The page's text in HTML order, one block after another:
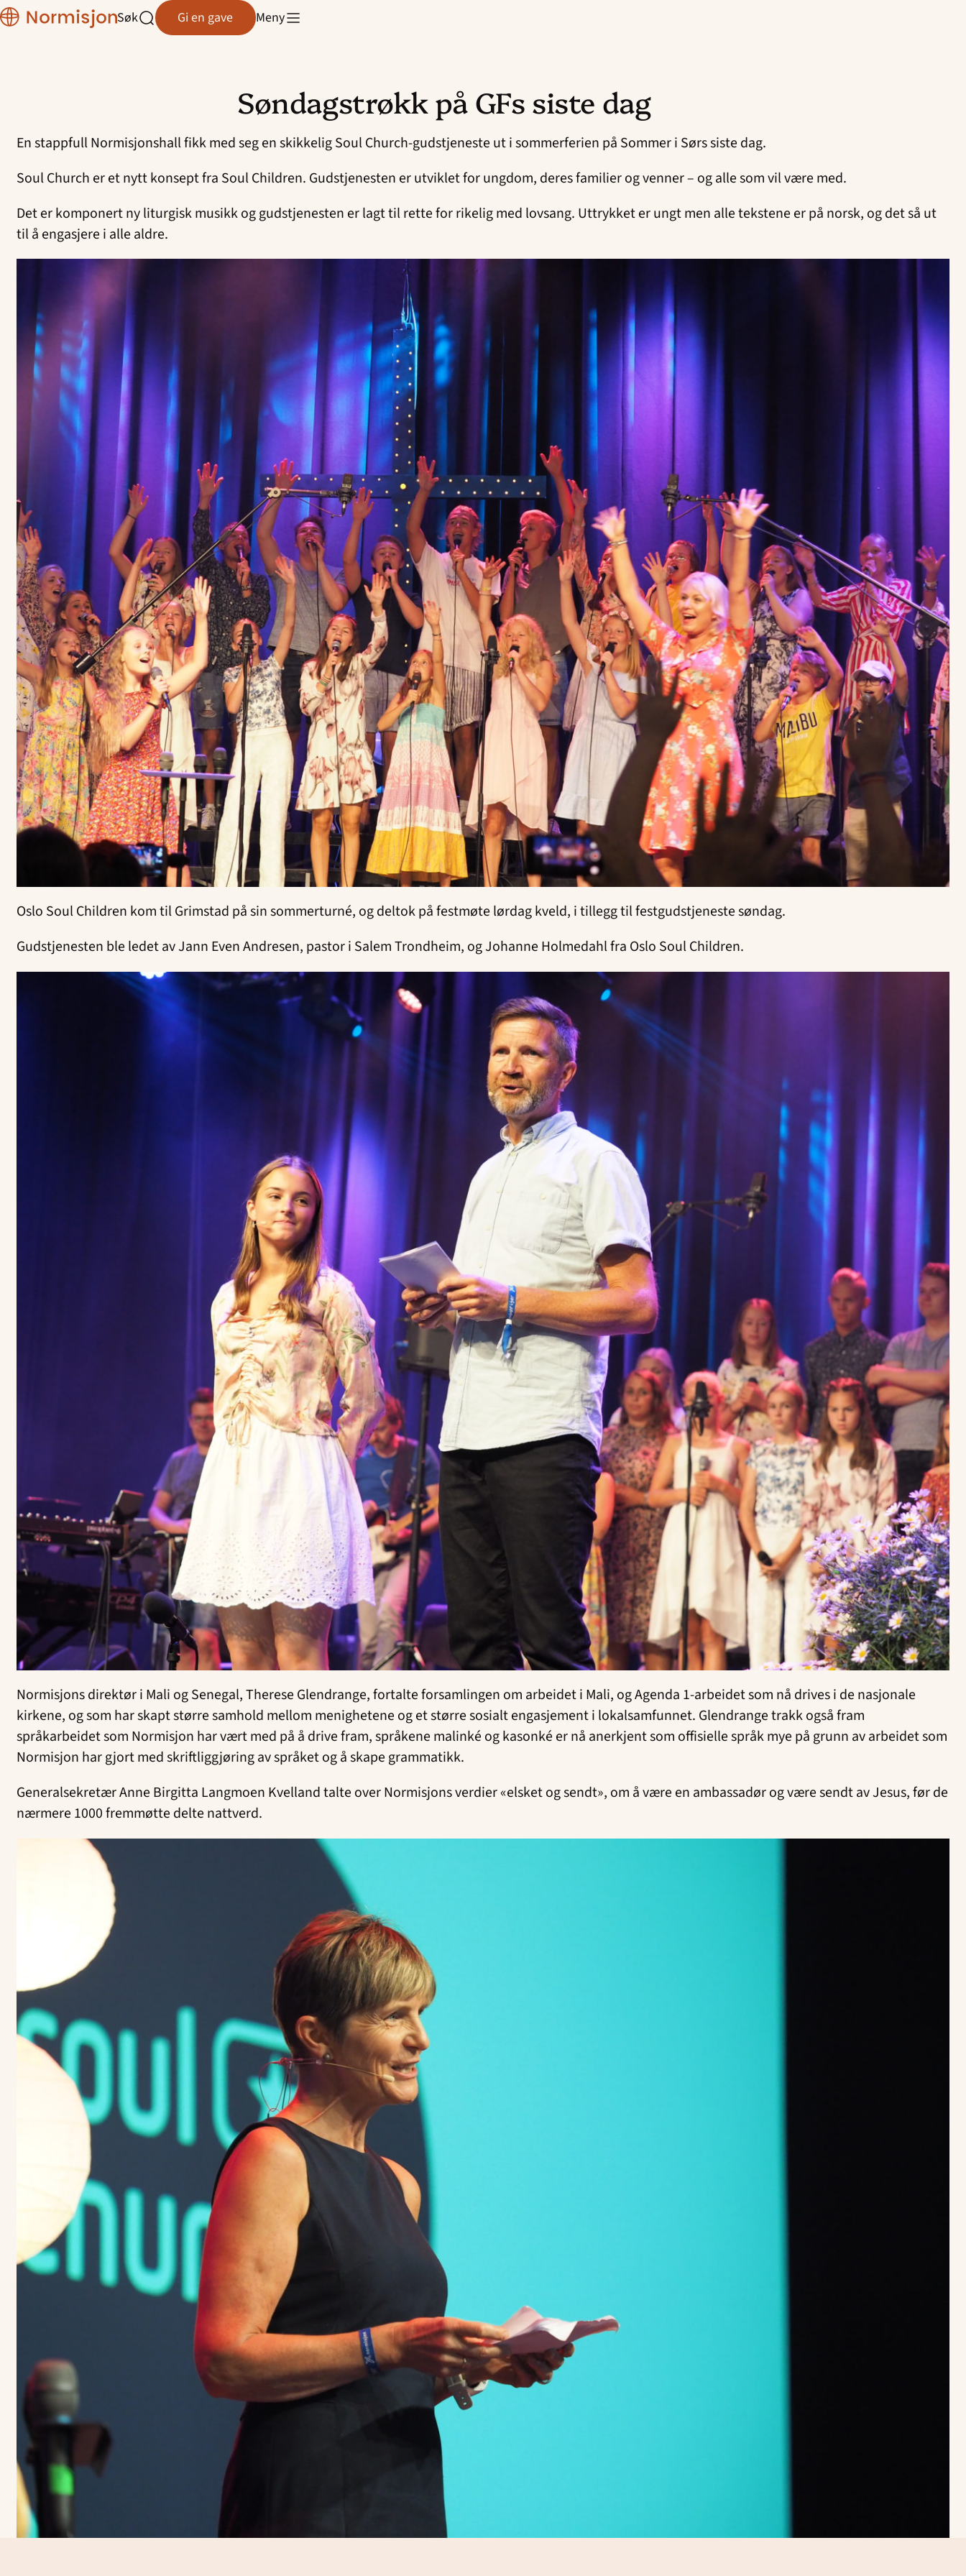
innhold
Normisjon
Åpne
Søk Gi en gave Meny
Normisjon Telemark
Normisjon Øst
Normisjon Østfold
Søndagstrøkk på GFs siste dag
En stappfull Normisjonshall fikk med seg en skikkelig Soul Church-gudstjeneste ut i sommerferien på Sommer i Sørs siste dag.
Soul Church er et nytt konsept fra Soul Children. Gudstjenesten er utviklet for ungdom, deres familier og venner – og alle som vil være med.
Det er komponert ny liturgisk musikk og gudstjenesten er lagt til rette for rikelig med lovsang. Uttrykket er ungt men alle tekstene er på norsk, og det så ut
til å engasjere i alle aldre.
Oslo Soul Children kom til Grimstad på sin sommerturné, og deltok på festmøte lørdag kveld, i tillegg til festgudstjeneste søndag.
Gudstjenesten ble ledet av Jann Even Andresen, pastor i Salem Trondheim, og Johanne Holmedahl fra Oslo Soul Children.
Normisjons direktør i Mali og Senegal, Therese Glendrange, fortalte forsamlingen om arbeidet i Mali, og Agenda 1-arbeidet som nå drives i de nasjonale
kirkene, og som har skapt større samhold mellom menighetene og et større sosialt engasjement i lokalsamfunnet. Glendrange trakk også fram
språkarbeidet som Normisjon har vært med på å drive fram, språkene malinké og kasonké er nå anerkjent som offisielle språk mye på grunn av arbeidet som
Normisjon har gjort med skriftliggjøring av språket og å skape grammatikk.
Generalsekretær Anne Birgitta Langmoen Kvelland talte over Normisjons verdier «elsket og sendt», om å være en ambassadør og være sendt av Jesus, før de
nærmere 1000 fremmøtte delte nattverd.